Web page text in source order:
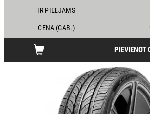
IR PIEEJAMS
CENA (GAB.)
PIEVIENOT